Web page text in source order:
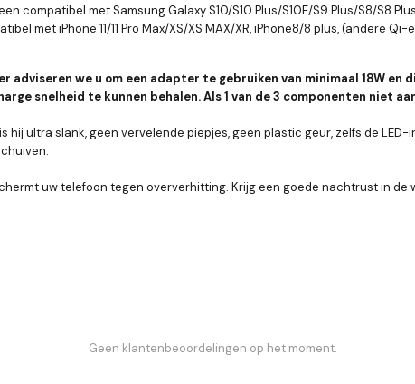
compatibel met Samsung Galaxy S10/S10 Plus/S10E/S9 Plus/S8/
met iPhone 11/11 Pro Max/XS/XS MAX/XR, iPhone8/8 plus, (andere
adviseren we u om een adapter te gebruiken van minimaal 18W
snelheid te kunnen behalen. Als 1 van de 3 componenten niet
is hij ultra slank, geen vervelende piepjes, geen plastic geur, zelfs de
uw telefoon tegen oververhitting. Krijg een goede nachtrust in
Geen klantenbeoordelingen op het moment.